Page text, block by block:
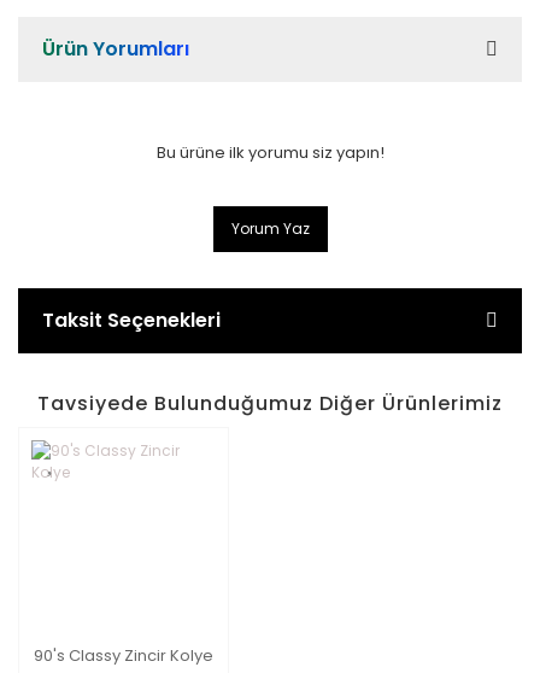
Ürün Yorumları
Bu ürüne ilk yorumu siz yapın!
Yorum Yaz
Taksit Seçenekleri
Tavsiyede Bulunduğumuz Diğer Ürünlerimiz
90's Classy Zincir Kolye